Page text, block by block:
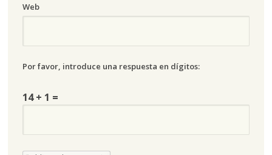
Web
Por favor, introduce una respuesta en dígitos:
14 + 1 =